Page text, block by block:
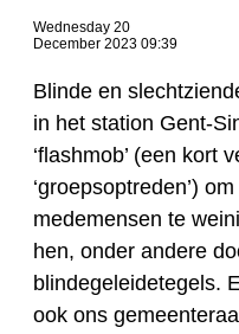
Wednesday 20
December 2023 09:39
Blinde en
in het station Gent-
‘flashmob’ (een kort
‘groepsoptreden’)
medemensen te
hen, onder andere
blindegeleidetegels.
ook ons